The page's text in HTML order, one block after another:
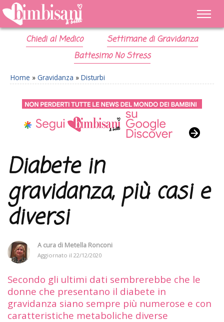
Chiedi al Medico
Settimane di Gravidanza
Battesimo No Stress
Home » Gravidanza » Disturbi
Diabete in
gravidanza, più casi e
diversi
A cura di Metella Ronconi
Aggiornato il 22/12/2020
Secondo gli ultimi dati sembrerebbe che le
donne che presentano il diabete in
gravidanza siano sempre più numerose e con
caratteristiche metaboliche diverse